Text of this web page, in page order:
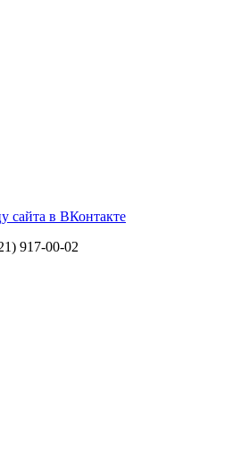
сайта в ВКонтакте
917-00-02